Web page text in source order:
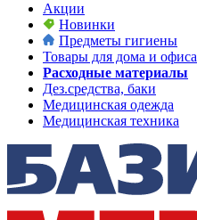
Акции
Новинки
Предметы гигиены
Товары для дома и офиса
Расходные материалы
Дез.средства, баки
Медицинская одежда
Медицинская техника